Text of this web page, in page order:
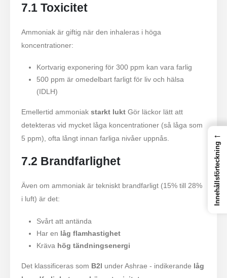
7.1 Toxicitet
Ammoniak är giftig när den inhaleras i höga
koncentrationer:
Kortvarig exponering för 300 ppm kan vara farlig
500 ppm är omedelbart farligt för liv och hälsa
(IDLH)
Emellertid ammoniakstarkt lukt Gör läckor lätt att
detekteras vid mycket låga koncentrationer (så låga som
5 ppm), ofta långt innan farliga nivåer uppnås.
7.2 Brandfarlighet
Även om ammoniak är tekniskt brandfarligt (15% till 28%
i luft) är det:
Svårt att antända
Har en låg flamhastighet
Kräva hög tändningsenergi
Det klassificeras som B2l under Ashrae - indikerande låg
←
Innehållsförteckning